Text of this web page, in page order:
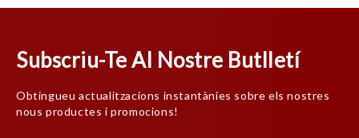
Subscriu-Te Al Nostre Butlletí
Obtingueu actualitzacions instantànies sobre els nostres
nous productes i promocions!